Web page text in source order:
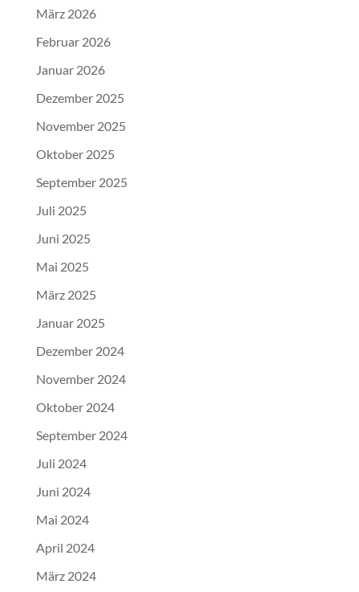
März 2026
Februar 2026
Januar 2026
Dezember 2025
November 2025
Oktober 2025
September 2025
Juli 2025
Juni 2025
Mai 2025
März 2025
Januar 2025
Dezember 2024
November 2024
Oktober 2024
September 2024
Juli 2024
Juni 2024
Mai 2024
April 2024
März 2024